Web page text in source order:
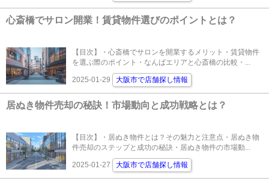
心斎橋でサロン開業！賃貸物件選びのポイントとは？
【目次】・心斎橋でサロンを開業するメリット・賃貸物件
を選ぶ際のポイント・なんばエリアと心斎橋の比較・...
2025-01-29 大阪市で店舗探し情報
居ぬき物件売却の秘訣！市場動向と成功戦略とは？
【目次】・居ぬき物件とは？その魅力と注意点・居ぬき物
件売却のステップと成功の秘訣・居ぬき物件の市場動...
2025-01-27 大阪市で店舗探し情報